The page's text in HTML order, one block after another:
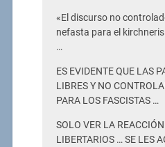
«El discurso no
nefasta para el
…
ES EVIDENTE QUE LAS
LIBRES Y NO
PARA LOS FASCISTAS …
SOLO VER LA
LIBERTARIOS … SE LES